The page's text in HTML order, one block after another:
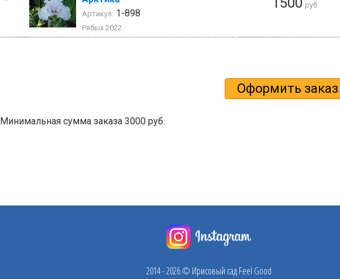
Артикул: 1-898
Рябых 2022
руб
Минимальная сумма заказа 3000 руб.
2014 - 2026 © Ирисовый сад Feel Good